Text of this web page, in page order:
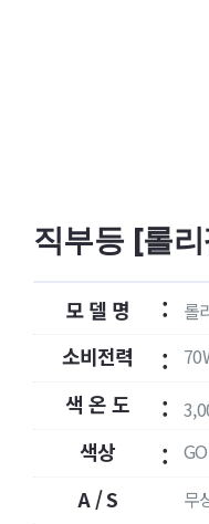
직부등 [롤
모 델 명 : 롤
소비전력 :
색 온 도 :
색상 :
A / S 무